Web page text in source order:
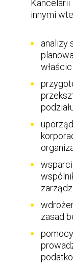
innymi
analizy
zasad